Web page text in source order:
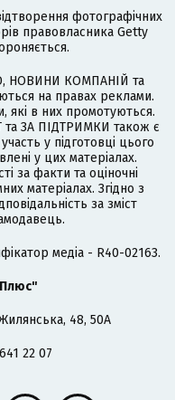
фотографічних
правовласника Getty
НОВИНИ КОМПАНІЙ та
на правах реклами.
які в них промотуються.
ЗА ПІДТРИМКИ також є
у підготовці цього
у цих матеріалах.
за факти та оціночні
матеріалах. Згідно з
за зміст
медіа - R40-02163.
48, 50А
22 07